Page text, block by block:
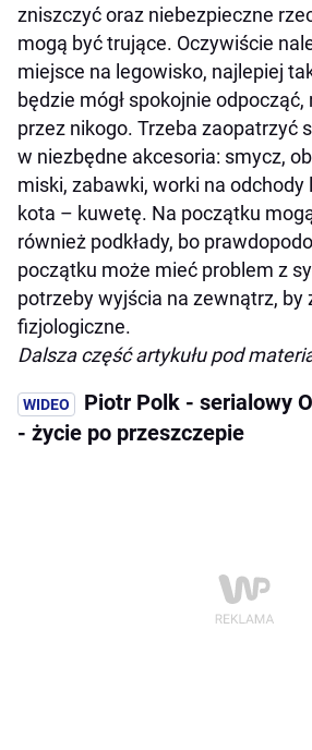
zniszczyć oraz niebezpieczne
mogą być trujące. Oczywiście
miejsce na legowisko, najlepiej
będzie mógł spokojnie
przez nikogo. Trzeba zaopatrzyć
w niezbędne akcesoria: smycz,
miski, zabawki, worki na
kota – kuwetę. Na początku
również podkłady, bo
początku może mieć problem z
potrzeby wyjścia na zewnątrz, by
fizjologiczne.
Dalsza część artykułu pod
Piotr Polk - serialowy
- życie po przeszczepie